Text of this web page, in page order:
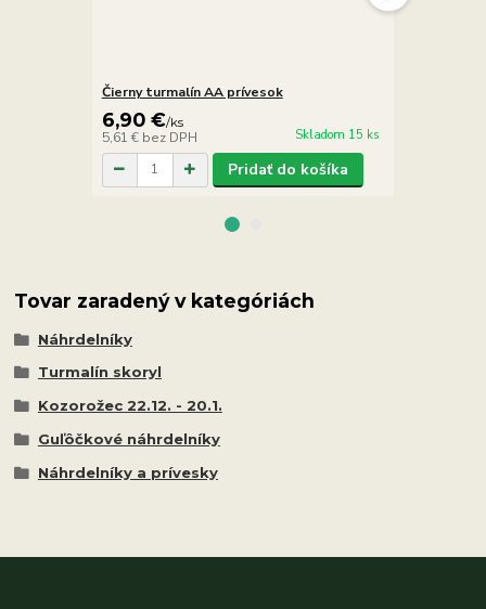
Čierny turmalín AA prívesok
6,90 €/ks
5,61 € bez DPH Skladom 15 ks
Pridať do košíka
Tovar zaradený v kategóriách
Náhrdelníky
Turmalín skoryl
Kozorožec 22.12. - 20.1.
Guľôčkové náhrdelníky
Náhrdelníky a prívesky